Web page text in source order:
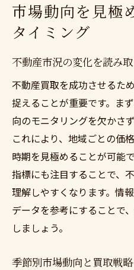
市場動向を見極
タイミング
不動産市況の変化を読み
不動産買取を成功させるた
捉えることが重要です。ま
向のモニタリングを欠かさ
これにより、地域ごとの価
時期を見極めることが可能
指標にも注目することで、
理解しやすくなります。情
データを参考にすることで
しましょう。
季節別市場動向と買取戦